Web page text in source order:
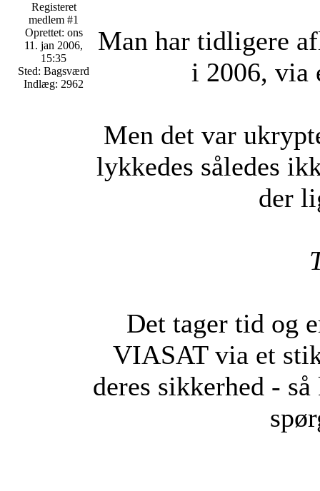
Registeret
medlem #1
Oprettet: ons
11. jan 2006,
15:35
Sted: Bagsværd
Indlæg: 2962
Man har tidligere
i 2006, via
Men det var
lykkedes således
der
Det tager tid og
VIASAT via et
deres sikkerhed -